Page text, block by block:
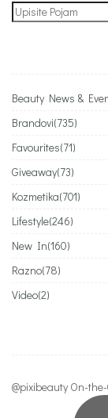
Search
for:
Beauty News &
Brandovi(735)
Favourites(71)
Giveaway(73)
Kozmetika(701)
Lifestyle(246)
New In(160)
Razno(78)
Video(2)
@pixibeauty On-